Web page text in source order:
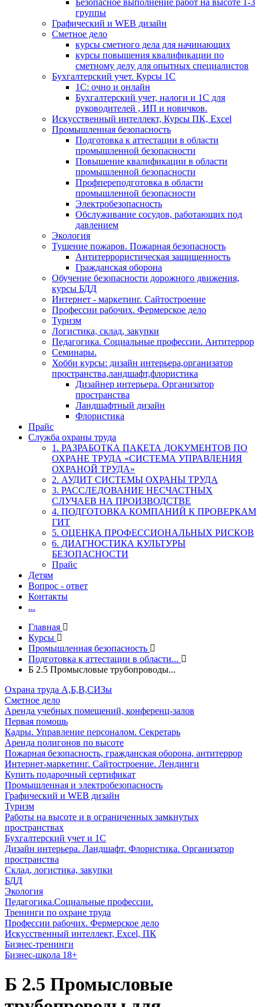
Безопасное выполнение работ на высоте 1-3
группы
Графический и WEB дизайн
Сметное дело
курсы сметного дела для начинающих
курсы повышения квалификации по
сметному делу для опытных специалистов
Бухгалтерский учет. Курсы 1С
1С: очно и онлайн
Бухгалтерский учет, налоги и 1С для
руководителей , ИП и новичков.
Искусственный интеллект, Курсы ПК, Excel
Промышленная безопасность
Подготовка к аттестации в области
промышленной безопасности
Повышение квалификации в области
промышленной безопасности
Профпереподготовка в области
промышленной безопасности
Электробезопасность
Обслуживание сосудов, работающих под
давлением
Экология
Тушение пожаров. Пожарная безопасность
Антитеррористическая защищенность
Гражданская оборона
Обучение безопасности дорожного движения,
курсы БДД
Интернет - маркетинг. Сайтостроение
Профессии рабочих. Фермерское дело
Туризм
Логистика, склад, закупки
Педагогика. Социальные профессии. Антитеррор
Семинары.
Хобби курсы: дизайн интерьера,организатор
пространства,ландшафт,флористика
Дизайнер интерьера. Организатор
пространства
Ландшафтный дизайн
Флористика
Прайс
Служба охраны труда
1. РАЗРАБОТКА ПАКЕТА ДОКУМЕНТОВ ПО
ОХРАНЕ ТРУДА «СИСТЕМА УПРАВЛЕНИЯ
ОХРАНОЙ ТРУДА»
2. АУДИТ СИСТЕМЫ ОХРАНЫ ТРУДА
3. РАССЛЕДОВАНИЕ НЕСЧАСТНЫХ
СЛУЧАЕВ НА ПРОИЗВОДСТВЕ
4. ПОДГОТОВКА КОМПАНИЙ К ПРОВЕРКАМ
ГИТ
5. ОЦЕНКА ПРОФЕССИОНАЛЬНЫХ РИСКОВ
6. ДИАГНОСТИКА КУЛЬТУРЫ
БЕЗОПАСНОСТИ
Прайс
Детям
Вопрос - ответ
Контакты
...
Главная
Курсы
Промышленная безопасность
Подготовка к аттестации в области...
Б 2.5 Промысловые трубопроводы...
Охрана труда А,Б,В,СИЗы
Сметное дело
Аренда учебных помещений, конференц-залов
Первая помощь
Кадры. Управление персоналом. Секретарь
Аренда полигонов по высоте
Пожарная безопасность, гражданская оборона, антитеррор
Интернет-маркетинг. Сайтостроение. Лендинги
Купить подарочный сертификат
Промышленная и электробезопасность
Графический и WEB дизайн
Туризм
Работы на высоте и в ограниченных замкнутых
пространствах
Бухгалтерский учет и 1С
Дизайн интерьера. Ландшафт. Флористика. Организатор
пространства
Склад, логистика, закупки
БДД
Экология
Педагогика.Социальные профессии.
Тренинги по охране труда
Профессии рабочих. Фермерское дело
Искусственный интеллект, Excel, ПК
Бизнес-тренинги
Бизнес-школа 18+
Б 2.5 Промысловые